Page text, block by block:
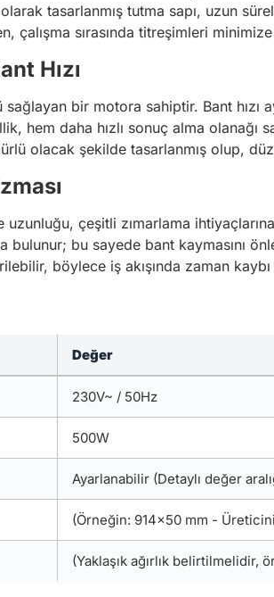
tasarlanmış tutma sapı, uzun
çalışma sırasında titreşimleri
Hızı
bir motora sahiptir. Bant hızı
hem daha hızlı sonuç alma olanağı
olacak şekilde tasarlanmış olup,
uzunluğu, çeşitli zımarlama
bu sayede bant kaymasını
böylece iş akışında zaman
Değer
230V~ / 50Hz
500W
Ayarlanabilir (Detaylı değer
(Örneğin: 914x50 mm -
(Yaklaşık ağırlık belirtilmelidir,